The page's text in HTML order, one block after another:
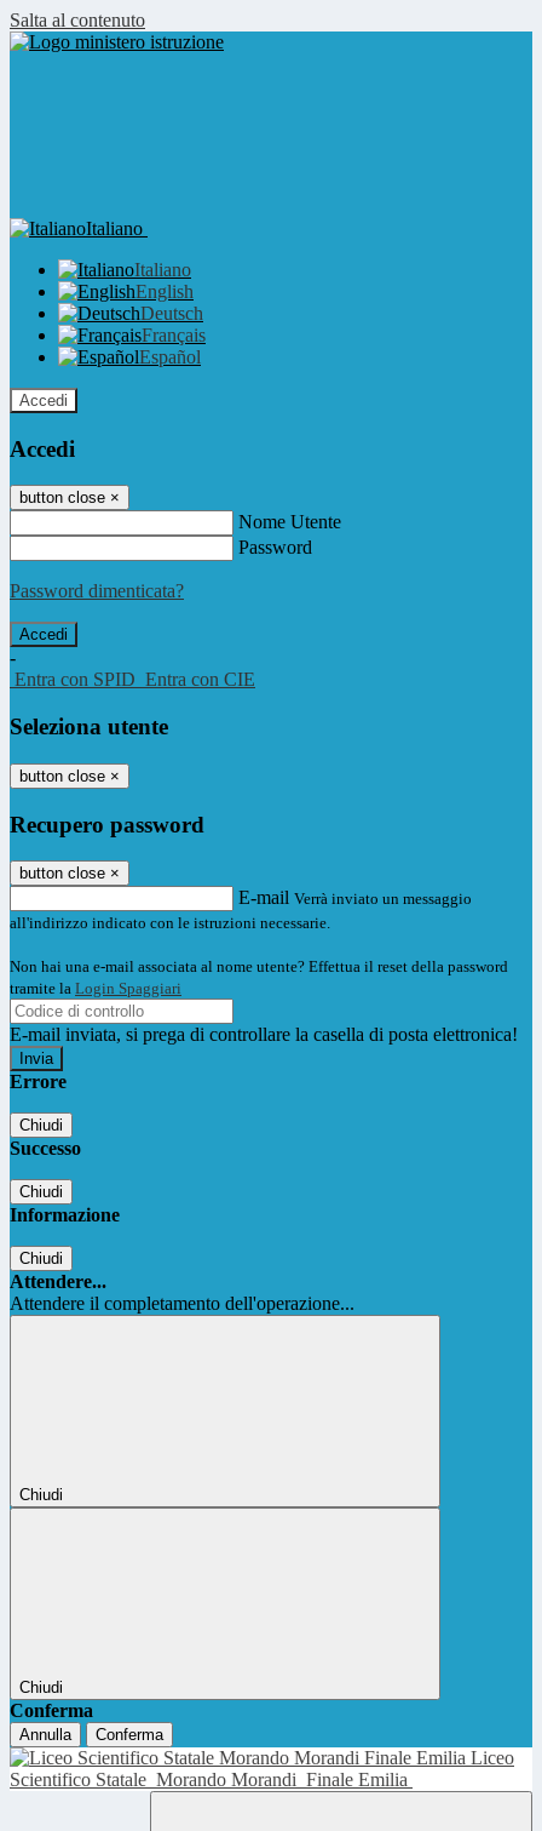
Salta al contenuto
Italiano
Italiano
English
Deutsch
Français
Español
Accedi
Accedi
button close ×
Nome Utente
Password
Password dimenticata?
-
Entra con SPID Entra con CIE
Seleziona utente
button close ×
Recupero password
button close ×
E-mail Verrà inviato un messaggio
all'indirizzo indicato con le istruzioni necessarie.
Non hai una e-mail associata al nome utente? Effettua il reset della password
tramite la Login Spaggiari
E-mail inviata, si prega di controllare la casella di posta elettronica!
Errore
Chiudi
Successo
Chiudi
Informazione
Chiudi
Attendere...
Attendere il completamento dell'operazione...
Chiudi
Chiudi
Conferma
Annulla Conferma
Liceo
Scientifico Statale Morando Morandi Finale Emilia